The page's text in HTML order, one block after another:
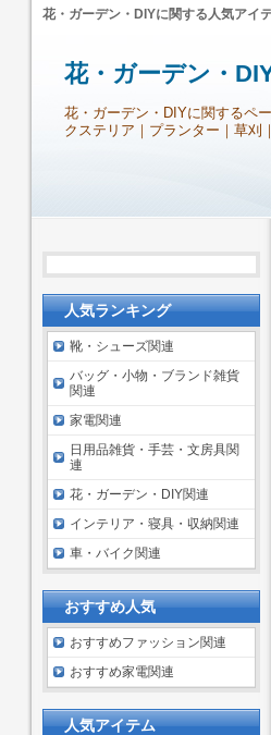
花・ガーデン・DIYに関する人気アイ
花・ガーデン・
花・ガーデン・DIYに関するペ
クステリア｜プランター｜草刈
人気ランキング
靴・シューズ関連
バッグ・小物・ブランド雑貨
関連
家電関連
日用品雑貨・手芸・文房具関
連
花・ガーデン・DIY関連
インテリア・寝具・収納関連
車・バイク関連
おすすめ人気
おすすめファッション関連
おすすめ家電関連
人気アイテム